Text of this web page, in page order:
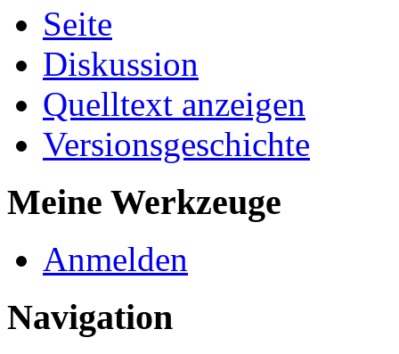
Seite
Diskussion
Quelltext anzeigen
Versionsgeschichte
Meine Werkzeuge
Anmelden
Navigation